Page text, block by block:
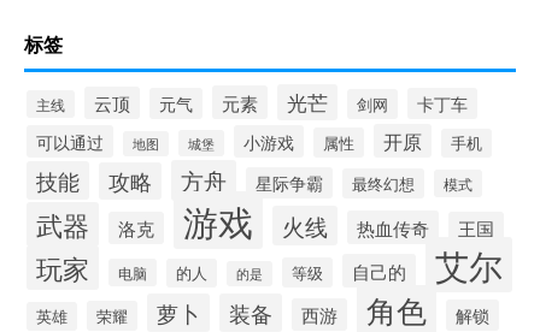
标签
主线 云顶 元气 元素 光芒 剑网 卡丁车
可以通过 地图 城堡 小游戏 属性 开原 手机
技能 攻略 方舟 星际争霸 最终幻想 模式
武器 洛克 游戏 火线 热血传奇 王国
玩家 电脑 的人 的是 等级 自己的 艾尔
英雄 荣耀 萝卜 装备 西游 角色 解锁